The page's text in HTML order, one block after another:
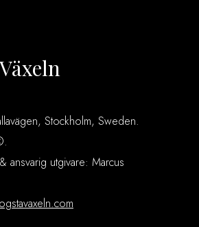
Stockholm, Sweden.
ansvarig utgivare: Marcus